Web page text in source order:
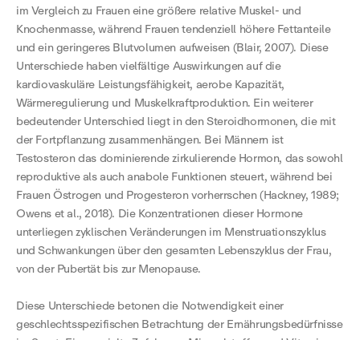
im Vergleich zu Frauen eine größere relative Muskel- und
Knochenmasse, während Frauen tendenziell höhere Fettanteile
und ein geringeres Blutvolumen aufweisen (Blair, 2007). Diese
Unterschiede haben vielfältige Auswirkungen auf die
kardiovaskuläre Leistungsfähigkeit, aerobe Kapazität,
Wärmeregulierung und Muskelkraftproduktion. Ein weiterer
bedeutender Unterschied liegt in den Steroidhormonen, die mit
der Fortpflanzung zusammenhängen. Bei Männern ist
Testosteron das dominierende zirkulierende Hormon, das sowohl
reproduktive als auch anabole Funktionen steuert, während bei
Frauen Östrogen und Progesteron vorherrschen (Hackney, 1989;
Owens et al., 2018). Die Konzentrationen dieser Hormone
unterliegen zyklischen Veränderungen im Menstruationszyklus
und Schwankungen über den gesamten Lebenszyklus der Frau,
von der Pubertät bis zur Menopause.
Diese Unterschiede betonen die Notwendigkeit einer
geschlechtsspezifischen Betrachtung der Ernährungsbedürfnisse